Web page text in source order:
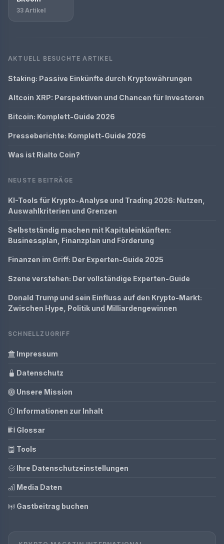
33 Artikel
AKTUELL BESUCHTE ARTIKEL
Staking: Passive Einkünfte durch Kryptowährungen
Altcoin XRP: Perspektiven und Chancen für Investoren
Bitcoin: Komplett-Guide 2026
Presseberichte: Komplett-Guide 2026
Was ist Rialto Coin?
NEUSTE BEITRÄGE
KI-Tools für Krypto-Analyse und Trading 2026: Nutzen,
Auswahlkriterien und Grenzen
Selbstständig machen mit Kapitaleinkünften:
Businessplan, Finanzplan und Förderung
Finanzen im Griff: Der Experten-Guide 2025
Szene verstehen: Der vollständige Experten-Guide
Donald Trump und sein Einfluss auf den Krypto-Markt:
Zwischen Hype, Politik und Milliardengewinnen
SCHNELLZUGRIFF
Impressum
Datenschutz
Unsere Mission
Informationen zur Inhalt
Glossar
Tools
Ihre Datenschutzeinstellungen
Media Daten
Gastbeitrag buchen